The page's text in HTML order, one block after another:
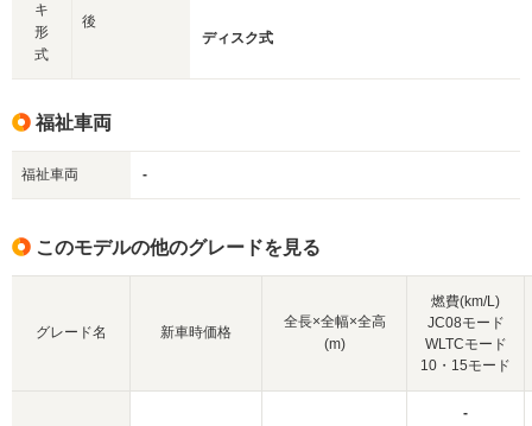
キ
形
式
後
ディスク式
福祉車両
福祉車両 -
このモデルの他のグレードを見る
グレード名 新車時価格
全長×全幅×全高
(m)
燃費(km/L)
JC08モード
WLTCモード
10・15モード
-